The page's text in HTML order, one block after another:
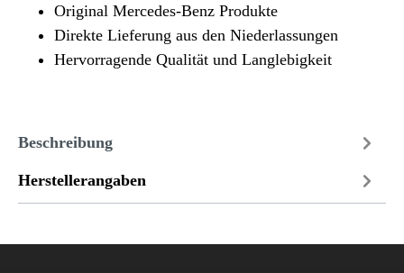
Original Mercedes-Benz Produkte
Direkte Lieferung aus den Niederlassungen
Hervorragende Qualität und Langlebigkeit
Beschreibung
Herstellerangaben